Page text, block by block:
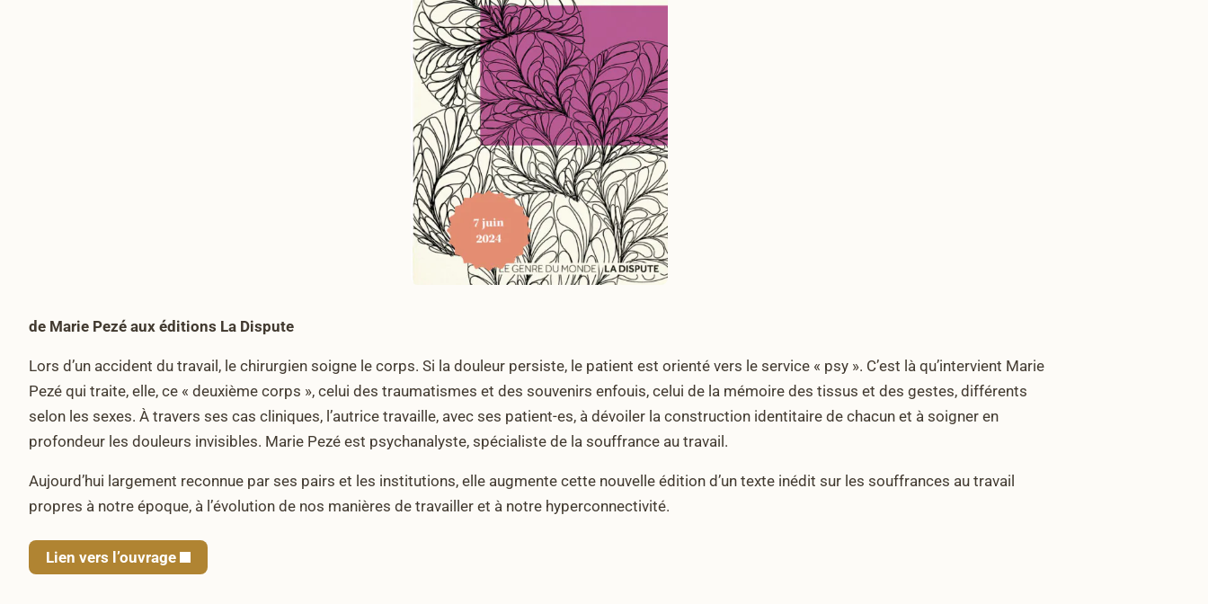
de Marie Pezé aux éditions La Dispute
Lors d’un accident du travail, le chirurgien soigne le corps. Si la douleur persiste, le patient est orienté vers le service « psy ». C’est là qu’intervient Marie
Pezé qui traite, elle, ce « deuxième corps », celui des traumatismes et des souvenirs enfouis, celui de la mémoire des tissus et des gestes, différents
selon les sexes. À travers ses cas cliniques, l’autrice travaille, avec ses patient-es, à dévoiler la construction identitaire de chacun et à soigner en
profondeur les douleurs invisibles. Marie Pezé est psychanalyste, spécialiste de la souffrance au travail.
Aujourd’hui largement reconnue par ses pairs et les institutions, elle augmente cette nouvelle édition d’un texte inédit sur les souffrances au travail
propres à notre époque, à l’évolution de nos manières de travailler et à notre hyperconnectivité.
Lien vers l’ouvrage